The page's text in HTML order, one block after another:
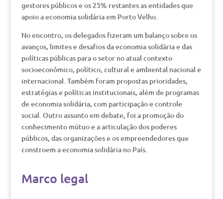
gestores públicos e os 25% restantes as entidades que
apoio a economia solidária em Porto Velho.
No encontro, os delegados fizeram um balanço sobre os
avanços, limites e desafios da economia solidária e das
políticas públicas para o setor no atual contexto
socioeconômico, político, cultural e ambiental nacional e
internacional. Também foram propostas prioridades,
estratégias e políticas institucionais, além de programas
de economia solidária, com participação e controle
social. Outro assunto em debate, foi a promoção do
conhecimento mútuo e a articulação dos poderes
públicos, das organizações e os empreendedores que
constroem a economia solidária no País.
Marco legal